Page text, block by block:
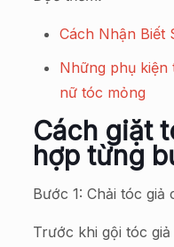
Cách Nhận Biết
Những phụ
nữ tóc mỏng
Cách giặt
hợp từng
Bước 1: Chải tóc giả
Trước khi gội tóc